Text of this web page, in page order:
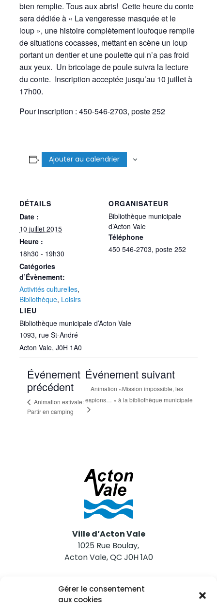
Gérer le consentement
aux cookies
bien remplie. Tous aux abris! Cette heure du conte
sera dédiée à « La vengeresse masquée et le
loup », une histoire complètement loufoque remplie
de situations cocasses, mettant en scène un loup
portant un dentier et une poulette qui n’a pas froid
aux yeux. Un bricolage de poule suivra la lecture
du conte. Inscription acceptée jusqu’au 10 juillet à
17h00.
Pour inscription : 450-546-2703, poste 252
Ajouter au calendrier
DÉTAILS
Date :
10 juillet 2015
Heure :
18h30 - 19h30
Catégories
d’Évènement:
Activités culturelles,
Bibliothèque, Loisirs
LIEU
Bibliothèque municipale d’Acton Vale
1093, rue St-André
Acton Vale, J0H 1A0
ORGANISATEUR
Bibliothèque municipale
d’Acton Vale
Téléphone
450 546-2703, poste 252
Événement
précédent
Animation estivale:
Partir en camping
Événement suivant
Animation «Mission impossible, les
espions… » à la bibliothèque municipale
Ville d’Acton Vale
1025 Rue Boulay,
Acton Vale, QC J0H 1A0
Nous joindre
Tél. 450 546-2703